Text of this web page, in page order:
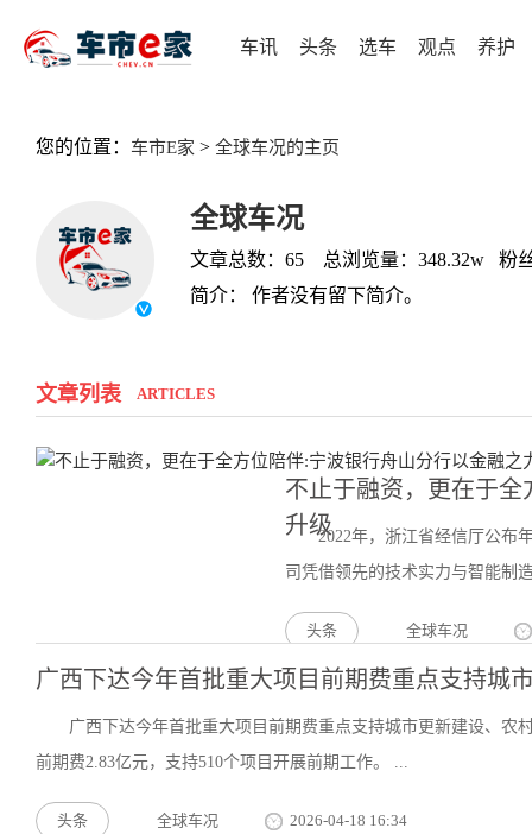
车讯 头条 选车 观点 养护
您的位置： 车市E家 > 全球车况的主页
全球车况
文章总数：65 总浏览量：348.32w 粉
简介： 作者没有留下简介。
文章列表 ARTICLES
不止于融资，更在于
升级2022年，浙江省经信厅公布
司凭借领先的技术实力与智能制
头条 全球车况
广西下达今年首批重大项目前期费重点支持城
广西下达今年首批重大项目前期费重点支持城市更新建设、农
前期费2.83亿元，支持510个项目开展前期工作。 ...
头条 全球车况 2026-04-18 16:34